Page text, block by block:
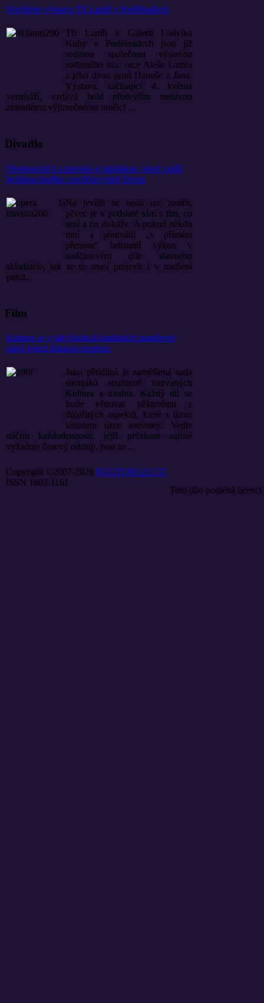
Navštivte výstavu Tři Lamři v Poděbradech
Tři Lamři v Galerii Ludvíka
Kuby v Poděbradech jsou již
sedmou společnou výstavou
rodinného tria: otce Aleše Lamra
a jeho dvou synů Hanuše a Jana.
Výstava, začínající 4. května
vernisáží, vzdává hold především nedávno
zesnulému výjimečnému umělci ...
Divadlo
Olomoucká La traviata je lahůdkou, která vnáší
božskou hudbu i rozličné vůně života
Na jevišti se nedá nic zastřít,
pěvec je v podstatě sám s tím, co
umí a co dokáže. A pokud někdo
umí a předvádí „v přímém
přenosu“ brilantní výkon v
nadčasovém díle slavného
skladatele, tak se to musí projevit i v nadšení
publi...
Film
Kultura se v jakýchokoli totalitních poměrech
stává jejich hlasnou troubou
Jako pětidílná je zamýšlená sada
sborníků souhrnně nazvaných
Kultura a totalita. Každý díl se
bude věnovat některému z
důležitých aspektů, které s tímto
tématem úzce souvisejí. Vedle
náčrtu každodennosti, jejíž průzkum zajisté
vyžaduje časový odstup, jsou to ...
Copyright ©2007-2026 KULTURA21.CZ
ISSN 1803-1161
Toto dílo podléhá licenci